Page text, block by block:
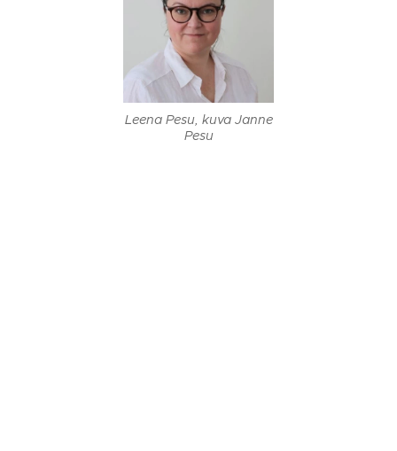
Leena Pesu, kuva Janne
Pesu